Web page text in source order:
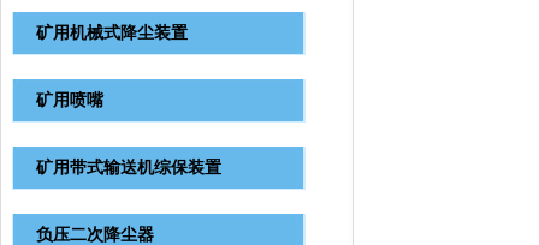
矿用机械式降尘装置
矿用喷嘴
矿用带式输送机综保装置
负压二次降尘器